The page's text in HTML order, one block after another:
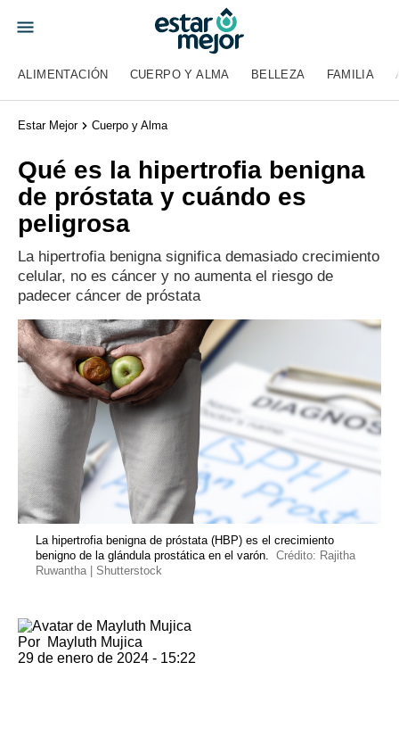
ALIMENTACIÓN CUERPO Y ALMA BELLEZA FAMILIA
Estar Mejor Cuerpo y Alma
Qué es la hipertrofia benigna
de próstata y cuándo es
peligrosa
La hipertrofia benigna significa demasiado crecimiento
celular, no es cáncer y no aumenta el riesgo de
padecer cáncer de próstata
La hipertrofia benigna de próstata (HBP) es el crecimiento
benigno de la glándula prostática en el varón. Crédito: Rajitha
Ruwantha | Shutterstock
Por Mayluth Mujica
29 de enero de 2024 - 15:22